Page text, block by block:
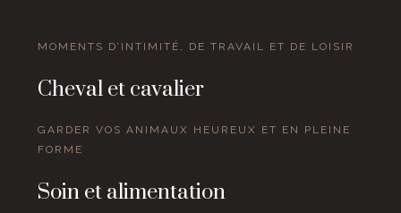
MOMENTS D’INTIMITÉ, DE TRAVAIL ET DE LOISIR
Cheval et cavalier
GARDER VOS ANIMAUX HEUREUX ET EN PLEINE
FORME
Soin et alimentation